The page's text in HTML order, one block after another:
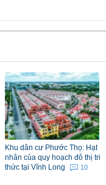
Khu dân cư Phước Thọ: Hạt
nhân của quy hoạch đô thị tri
thức tại Vĩnh Long
10